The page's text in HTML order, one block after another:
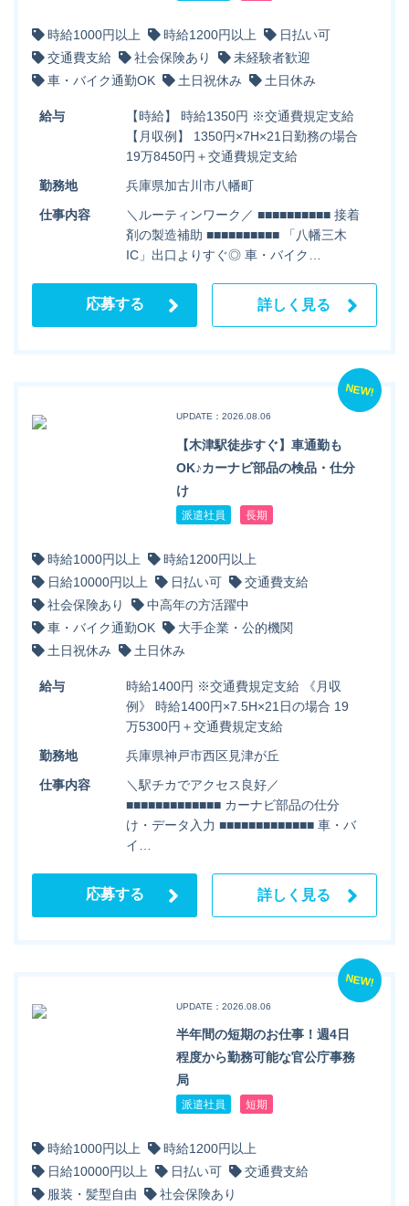
時給1000円以上 時給1200円以上
日払い可
交通費支給
社会保険あり
未経験者歓迎
車・バイク通勤OK
土日祝休み 土日休み
給与
【時給】 時給1350円 ※交通費規定支給
【月収例】 1350円×7H×21日勤務の場合
19万8450円＋交通費規定支給
勤務地
兵庫県加古川市八幡町
仕事内容
＼ルーティンワーク／ ■■■■■■■■■■ 接着
剤の製造補助 ■■■■■■■■■■ 「八幡三木
IC」出口よりすぐ◎ 車・バイク…
応募する 詳しく見る
NEW!
UPDATE：2026.08.06
【木津駅徒歩すぐ】車通勤も
OK♪カーナビ部品の検品・仕分
け
派遣社員 長期
時給1000円以上
時給1200円以上
日給10000円以上
日払い可
交通費支給
社会保険あり
中高年の方活躍中
車・バイク通勤OK
大手企業・公的機関
土日祝休み
土日休み
給与
時給1400円 ※交通費規定支給 《月収
例》 時給1400円×7.5H×21日の場合 19
万5300円＋交通費規定支給
勤務地
兵庫県神戸市西区見津が丘
仕事内容
＼駅チカでアクセス良好／
■■■■■■■■■■■■■ カーナビ部品の仕分
け・データ入力 ■■■■■■■■■■■■■ 車・バ
イ…
応募する 詳しく見る
NEW!
UPDATE：2026.08.06
半年間の短期のお仕事！週4日
程度から勤務可能な官公庁事務
局
派遣社員 短期
時給1000円以上
時給1200円以上
日給10000円以上
日払い可
交通費支給
服装・髪型自由
社会保険あり